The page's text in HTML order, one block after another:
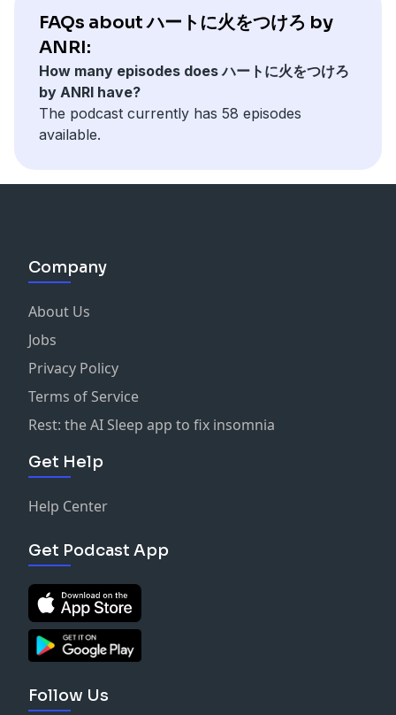
See Privacy Policy athttps://art19.com/privacyand
California Privacy Notice at
https://art19.com/privacy#do-not-sell-my-info.
ております！
●起業・資金調達の相談
https://bit.ly/4c5h8h6
●制作
PitPa Podcast
See Privacy Policy athttps://art19.com/privacyand
り、2018年に取締役副社長、2020年より代表取締役社長
に就任。
●番組へのメッセージフォーム
https://forms.gle/HsggHGEzxZhgJBkQ8
SNSからは「#ハートに火をつけろ」で感想などお待ちし
ております！
●起業・資金調達の相談
PitPa Podcast
See Privacy Policy at
California Privacy Notice at
See Privacy Policy at https://art19.com/privacyand
California Privacy Notice at
https://art19.com/privacy#do-not-sell-my-info.
FAQs about ハートに火をつけろ by
ANRI:
How many episodes does ハートに火をつけろ
by ANRI have?
The podcast currently has 58 episodes
available.
Company
About Us
Jobs
Privacy Policy
Terms of Service
Rest: the AI Sleep app to fix insomnia
Get Help
Help Center
Get Podcast App
Follow Us